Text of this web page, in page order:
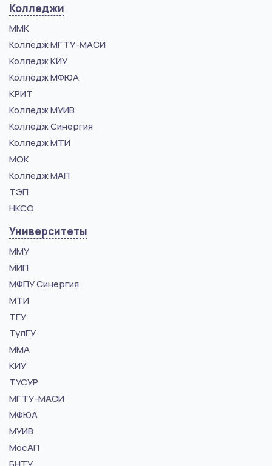
Колледжи
ММК
Колледж МГТУ-МАСИ
Колледж КИУ
Колледж МФЮА
КРИТ
Колледж МУИВ
Колледж Синергия
Колледж МТИ
МОК
Колледж МАП
ТЭП
НКСО
Университеты
ММУ
МИП
МФПУ Синергия
МТИ
ТГУ
ТулГУ
ММА
КИУ
ТУСУР
МГТУ-МАСИ
МФЮА
МУИВ
МосАП